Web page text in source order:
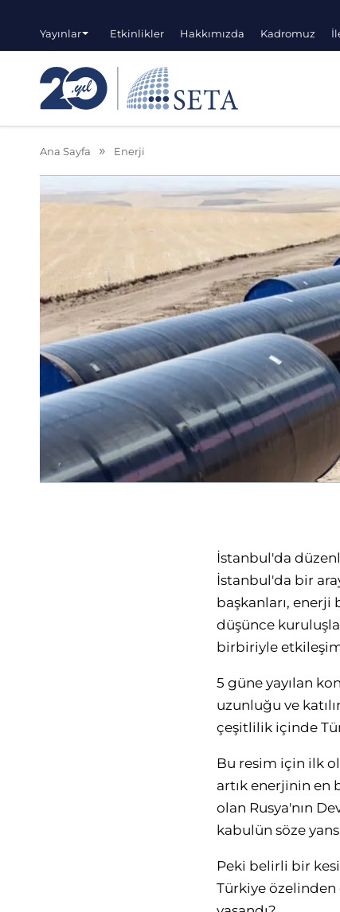
Yayınlar Etkinlikler Hakkımızda Kadromuz
Ana Sayfa Enerji
İstanbul'da
İstanbul'da bir
başkanları, enerji
düşünce
birbiriyle
5 güne yayılan
uzunluğu ve
çeşitlilik içinde
Bu resim için ilk
artık enerjinin en
olan Rusya'nın
kabulün söze
Peki belirli bir
Türkiye özelinden